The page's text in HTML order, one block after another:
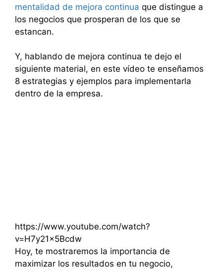
mentalidad de mejora continua que distingue a
los negocios que prosperan de los que se
estancan.
Y, hablando de mejora continua te dejo el
siguiente material, en este vídeo te enseñamos
8 estrategias y ejemplos para implementarla
dentro de la empresa.
https://www.youtube.com/watch?
v=H7y21x5Bcdw
Hoy, te mostraremos la importancia de
maximizar los resultados en tu negocio,